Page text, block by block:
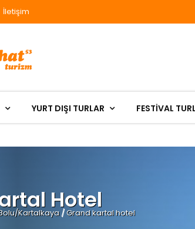
İletişim
YURT DIŞI TURLAR FESTIVAL
Hotel
Kartalkaya/Grand kartal hotel